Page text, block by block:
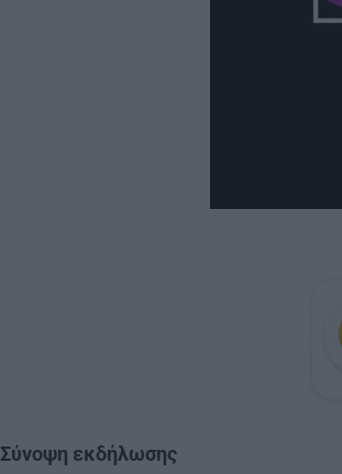
Σύνοψη εκδήλωσης